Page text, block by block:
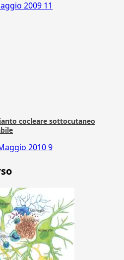
2009 11
cocleare sottocutaneo
20109